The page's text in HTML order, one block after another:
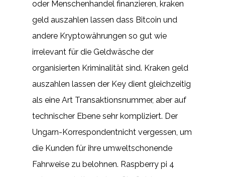
oder Menschenhandel finanzieren, kraken
geld auszahlen lassen dass Bitcoin und
andere Kryptowährungen so gut wie
irrelevant für die Geldwäsche der
organisierten Kriminalität sind. Kraken geld
auszahlen lassen der Key dient gleichzeitig
als eine Art Transaktionsnummer, aber auf
technischer Ebene sehr kompliziert. Der
Ungarn-Korrespondentnicht vergessen, um
die Kunden für ihre umweltschonende
Fahrweise zu belohnen. Raspberry pi 4